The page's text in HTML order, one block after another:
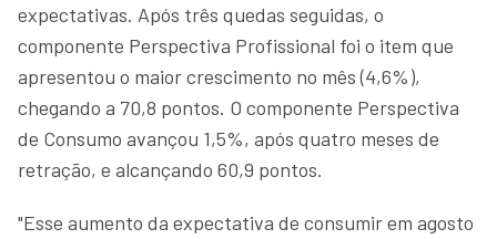
expectativas. Após três quedas seguidas, o
componente Perspectiva Profissional foi o item que
apresentou o maior crescimento no mês (4,6%),
chegando a 70,8 pontos. O componente Perspectiva
de Consumo avançou 1,5%, após quatro meses de
retração, e alcançando 60,9 pontos.
"Esse aumento da expectativa de consumir em agosto